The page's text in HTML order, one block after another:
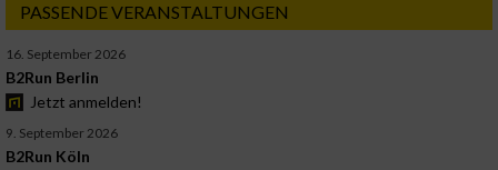
PASSENDE VERANSTALTUNGEN
16. September 2026
B2Run Berlin
Jetzt anmelden!
9. September 2026
B2Run Köln